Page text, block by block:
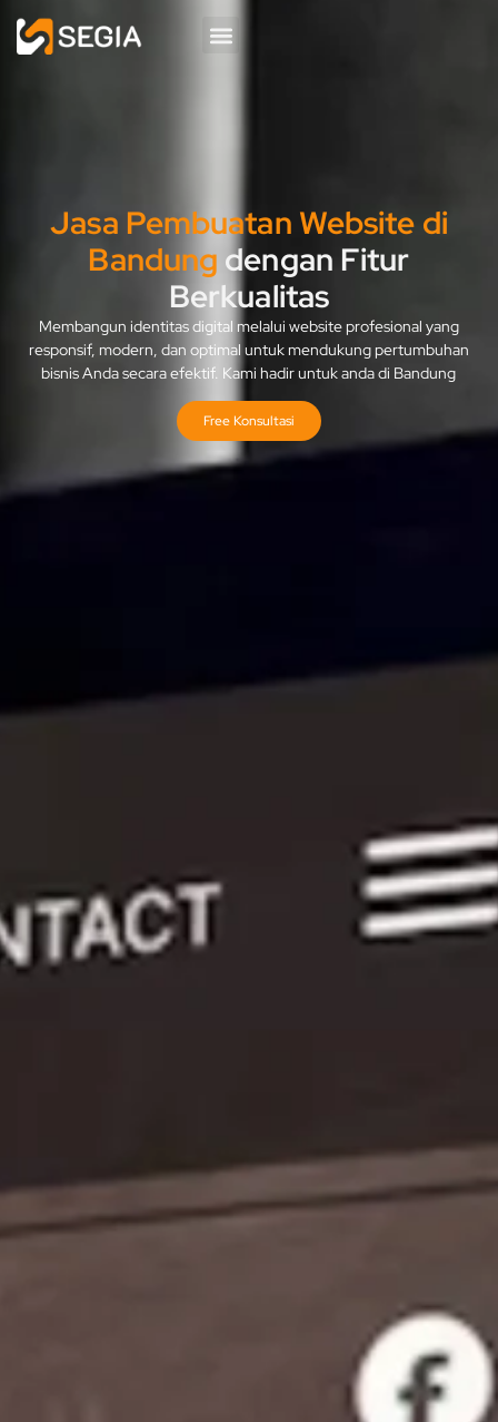
Jasa Pembuatan Website di
Bandung dengan Fitur
Berkualitas
Membangun identitas digital melalui website profesional yang
responsif, modern, dan optimal untuk mendukung pertumbuhan
bisnis Anda secara efektif. Kami hadir untuk anda di Bandung
Free Konsultasi